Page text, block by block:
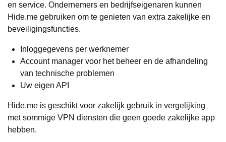
en service. Ondernemers en bedrijfseigenaren kunnen
Hide.me gebruiken om te genieten van extra zakelijke en
beveiligingsfuncties.
Inloggegevens per werknemer
Account manager voor het beheer en de afhandeling
van technische problemen
Uw eigen API
Hide.me is geschikt voor zakelijk gebruik in vergelijking
met sommige VPN diensten die geen goede zakelijke app
hebben.